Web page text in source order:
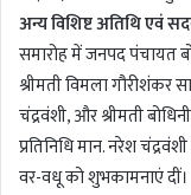
अन्य विशिष्ट अतिथि एवं
समारोह में जनपद पंचायत
श्रीमती विमला गौरीशंकर
चंद्रवंशी, और श्रीमती
प्रतिनिधि मान. नरेश
वर-वधू को शुभकामनाएं दीं।